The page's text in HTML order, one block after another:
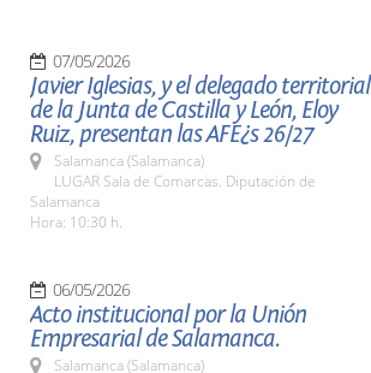
07/05/2026
Javier Iglesias, y el delegado territorial
de la Junta de Castilla y León, Eloy
Ruiz, presentan las AFE¿s 26/27
Salamanca (Salamanca)
LUGAR Sala de Comarcas. Diputación de
Salamanca
Hora: 10:30 h.
06/05/2026
Acto institucional por la Unión
Empresarial de Salamanca.
Salamanca (Salamanca)